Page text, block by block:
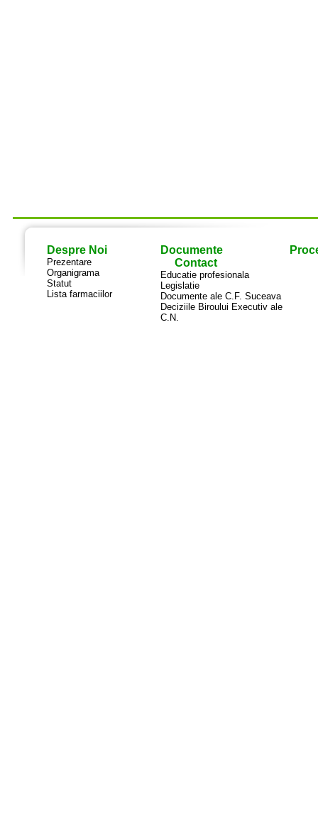
Despre Noi
Prezentare
Organigrama
Statut
Lista farmaciilor
Documente
Contact
Educatie profesionala
Legislatie
Documente ale C.F. Suceava
Deciziile Biroului Executiv ale
C.N.